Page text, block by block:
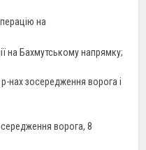
на
на Бахмутському напрямку;
нах зосередження ворога і
ворога, 8